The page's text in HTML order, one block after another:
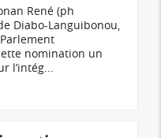
René (ph
Diabo-Languibonou,
nomination un
l’intég...